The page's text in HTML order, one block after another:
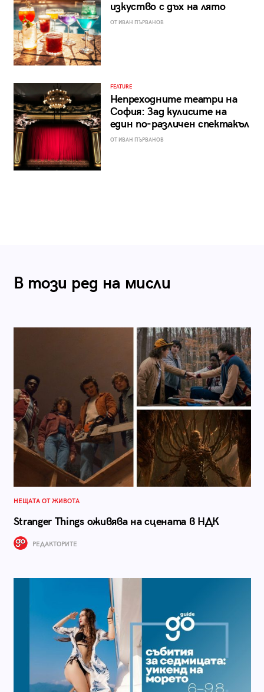
изкуство с дъх на лято
ОТ ИВАН ПЪРВАНОВ
FEATURE
Непреходните театри на
София: Зад кулисите на
един по-различен спектакъл
ОТ ИВАН ПЪРВАНОВ
В този ред на мисли
НЕЩАТА ОТ ЖИВОТА
Stranger Things оживява на сцената в НДК
РЕДАКТОРИТЕ